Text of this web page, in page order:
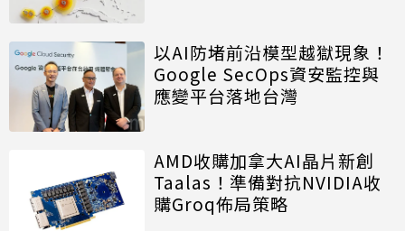
以AI防堵前沿模型越獄現象！
Google SecOps資安監控與
應變平台落地台灣
AMD收購加拿大AI晶片新創
Taalas！準備對抗NVIDIA收
購Groq佈局策略